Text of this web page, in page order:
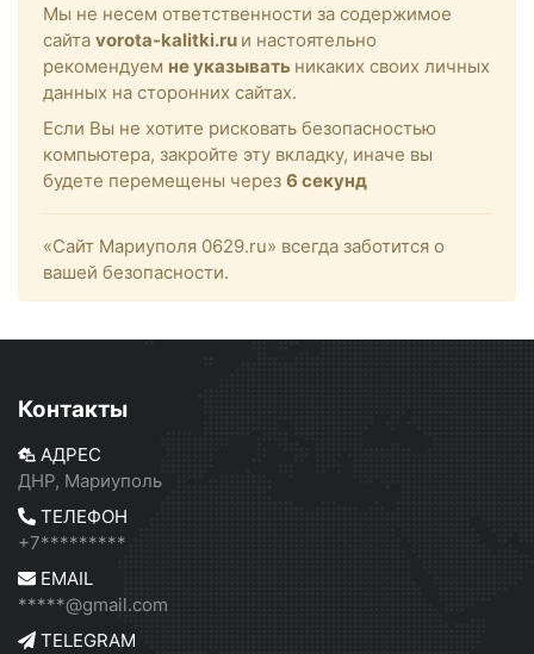
Мы не несем ответственности за содержимое
сайта vorota-kalitki.ru и настоятельно
рекомендуем не указывать никаких своих личных
данных на сторонних сайтах.
Если Вы не хотите рисковать безопасностью
компьютера, закройте эту вкладку, иначе вы
будете перемещены через 6 секунд
«Сайт Мариуполя 0629.ru» всегда заботится о
вашей безопасности.
Контакты
АДРЕС
ДНР, Мариуполь
ТЕЛЕФОН
+7*********
EMAIL
*****@gmail.com
TELEGRAM